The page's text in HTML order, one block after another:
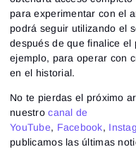
para experimentar con el
podrá seguir utilizando el
después de que finalice
ejemplo, para operar con
en el historial.
No te pierdas el próximo
nuestrocanal de
YouTube, Facebook,
publicamos las últimas